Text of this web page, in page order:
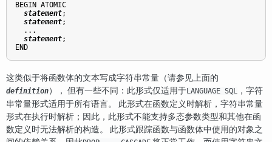
BEGIN ATOMIC
statement;
statement;
  ...
statement;
这类似于将函数体的文本写成字符串常量（请参见上面的
definition）， 但有一些不同：此形式仅适用于LANGUAGE SQL
，字符
串常量形式适用于所有语言。 此形式在函数定义时解析，字符串常量
形式在执行时解析；因此，此形式不能支持多态参数类型和其他在函
数定义时无法解析的构造。 此形式跟踪函数与函数体中使用的对象之